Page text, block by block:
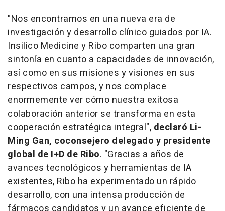
"Nos encontramos en una nueva era de
investigación y desarrollo clínico guiados por IA.
Insilico Medicine y Ribo comparten una gran
sintonía en cuanto a capacidades de innovación,
así como en sus misiones y visiones en sus
respectivos campos, y nos complace
enormemente ver cómo nuestra exitosa
colaboración anterior se transforma en esta
cooperación estratégica integral", declaró Li-
Ming Gan, coconsejero delegado y presidente
global de I+D de Ribo. "Gracias a años de
avances tecnológicos y herramientas de IA
existentes, Ribo ha experimentado un rápido
desarrollo, con una intensa producción de